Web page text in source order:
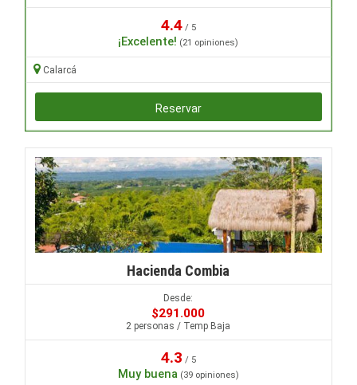
4.4/ 5
¡Excelente! (21 opiniones)
Calarcá
Reservar
Hacienda Combia
Desde:
$291.000
2 personas / Temp Baja
4.3 / 5
Muy buena(39 opiniones)